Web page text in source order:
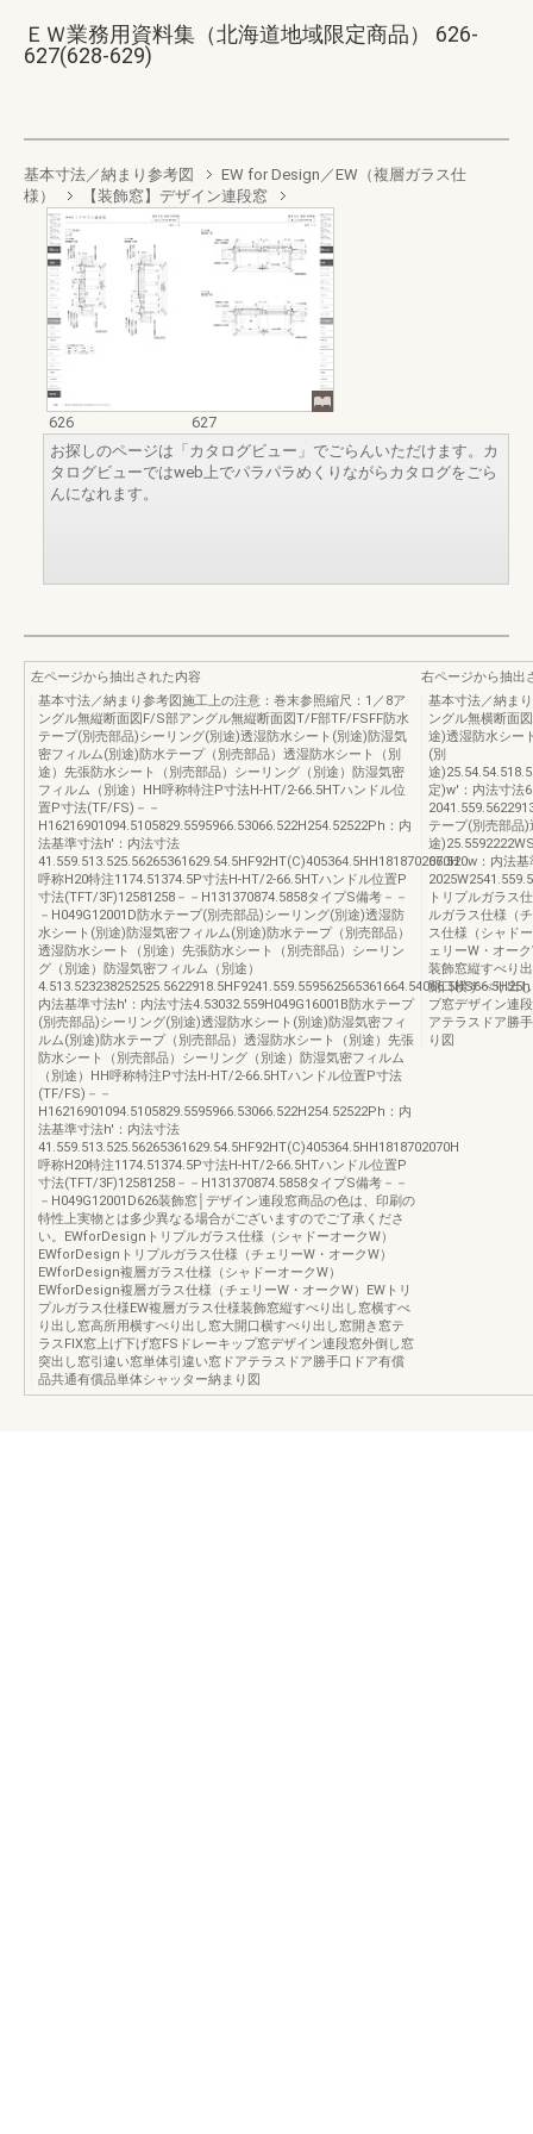
ＥＷ業務用資料集（北海道地域限定商品） 626-
627(628-629)
基本寸法／納まり参考図
EW for Design／EW（複層ガラス仕
様）
【装飾窓】デザイン連段窓
626
627
お探しのページは「カタログビュー」でごらんいただけます。カ
タログビューではweb上でパラパラめくりながらカタログをごら
んになれます。
左ページから抽出された内容
基本寸法／納まり参考図施工上の注意：巻末参照縮尺：1／8ア
ングル無縦断面図F/S部アングル無縦断面図T/F部TF/FSFF防水
テープ(別売部品)シーリング(別途)透湿防水シート(別途)防湿気
密フィルム(別途)防水テープ（別売部品）透湿防水シート（別
途）先張防水シート（別売部品）シーリング（別途）防湿気密
フィルム（別途）HH呼称特注P寸法H-HT/2-66.5HTハンドル位
置P寸法(TF/FS)－－
H16216901094.5105829.5595966.53066.522H254.52522Ph：内
法基準寸法h'：内法寸法
41.559.513.525.56265361629.54.5HF92HT(C)405364.5HH1818702070H
呼称H20特注1174.51374.5P寸法H-HT/2-66.5HTハンドル位置P
寸法(TFT/3F)12581258－－H131370874.5858タイプS備考－－
－H049G12001D防水テープ(別売部品)シーリング(別途)透湿防
水シート(別途)防湿気密フィルム(別途)防水テープ（別売部品）
透湿防水シート（別途）先張防水シート（別売部品）シーリン
グ（別途）防湿気密フィルム（別途）
内法基準寸法h'：内法寸法4.53032.559H049G16001B防水テープ
(別売部品)シーリング(別途)透湿防水シート(別途)防湿気密フィ
ルム(別途)防水テープ（別売部品）透湿防水シート（別途）先張
防水シート（別売部品）シーリング（別途）防湿気密フィルム
（別途）HH呼称特注P寸法H-HT/2-66.5HTハンドル位置P寸法
(TF/FS)－－
H16216901094.5105829.5595966.53066.522H254.52522Ph：内
法基準寸法h'：内法寸法
41.559.513.525.56265361629.54.5HF92HT(C)405364.5HH1818702070H
呼称H20特注1174.51374.5P寸法H-HT/2-66.5HTハンドル位置P
寸法(TFT/3F)12581258－－H131370874.5858タイプS備考－－
－H049G12001D626装飾窓│デザイン連段窓商品の色は、印刷の
特性上実物とは多少異なる場合がございますのでご了承くださ
い。EWforDesignトリプルガラス仕様（シャドーオークW）
EWforDesignトリプルガラス仕様（チェリーW・オークW）
EWforDesign複層ガラス仕様（シャドーオークW）
EWforDesign複層ガラス仕様（チェリーW・オークW）EWトリ
プルガラス仕様EW複層ガラス仕様装飾窓縦すべり出し窓横すべ
り出し窓高所用横すべり出し窓大開口横すべり出し窓開き窓テ
ラスFIX窓上げ下げ窓FSドレーキップ窓デザイン連段窓外倒し窓
突出し窓引違い窓単体引違い窓ドアテラスドア勝手口ドア有償
品共通有償品単体シャッター納まり図
右ページから抽出
基本寸法／納ま
ングル無横断面
途)透湿防水シー
(別
途
定)w'：内法寸法
テープ(別売部品
途
66.520w：内法基
トリプルガラス
ルガラス仕様（
ス仕様（シャド
ェリーW・オー
装飾窓縦すべり
開口横すべり出
プ窓デザイン連
アテラスドア勝
り図